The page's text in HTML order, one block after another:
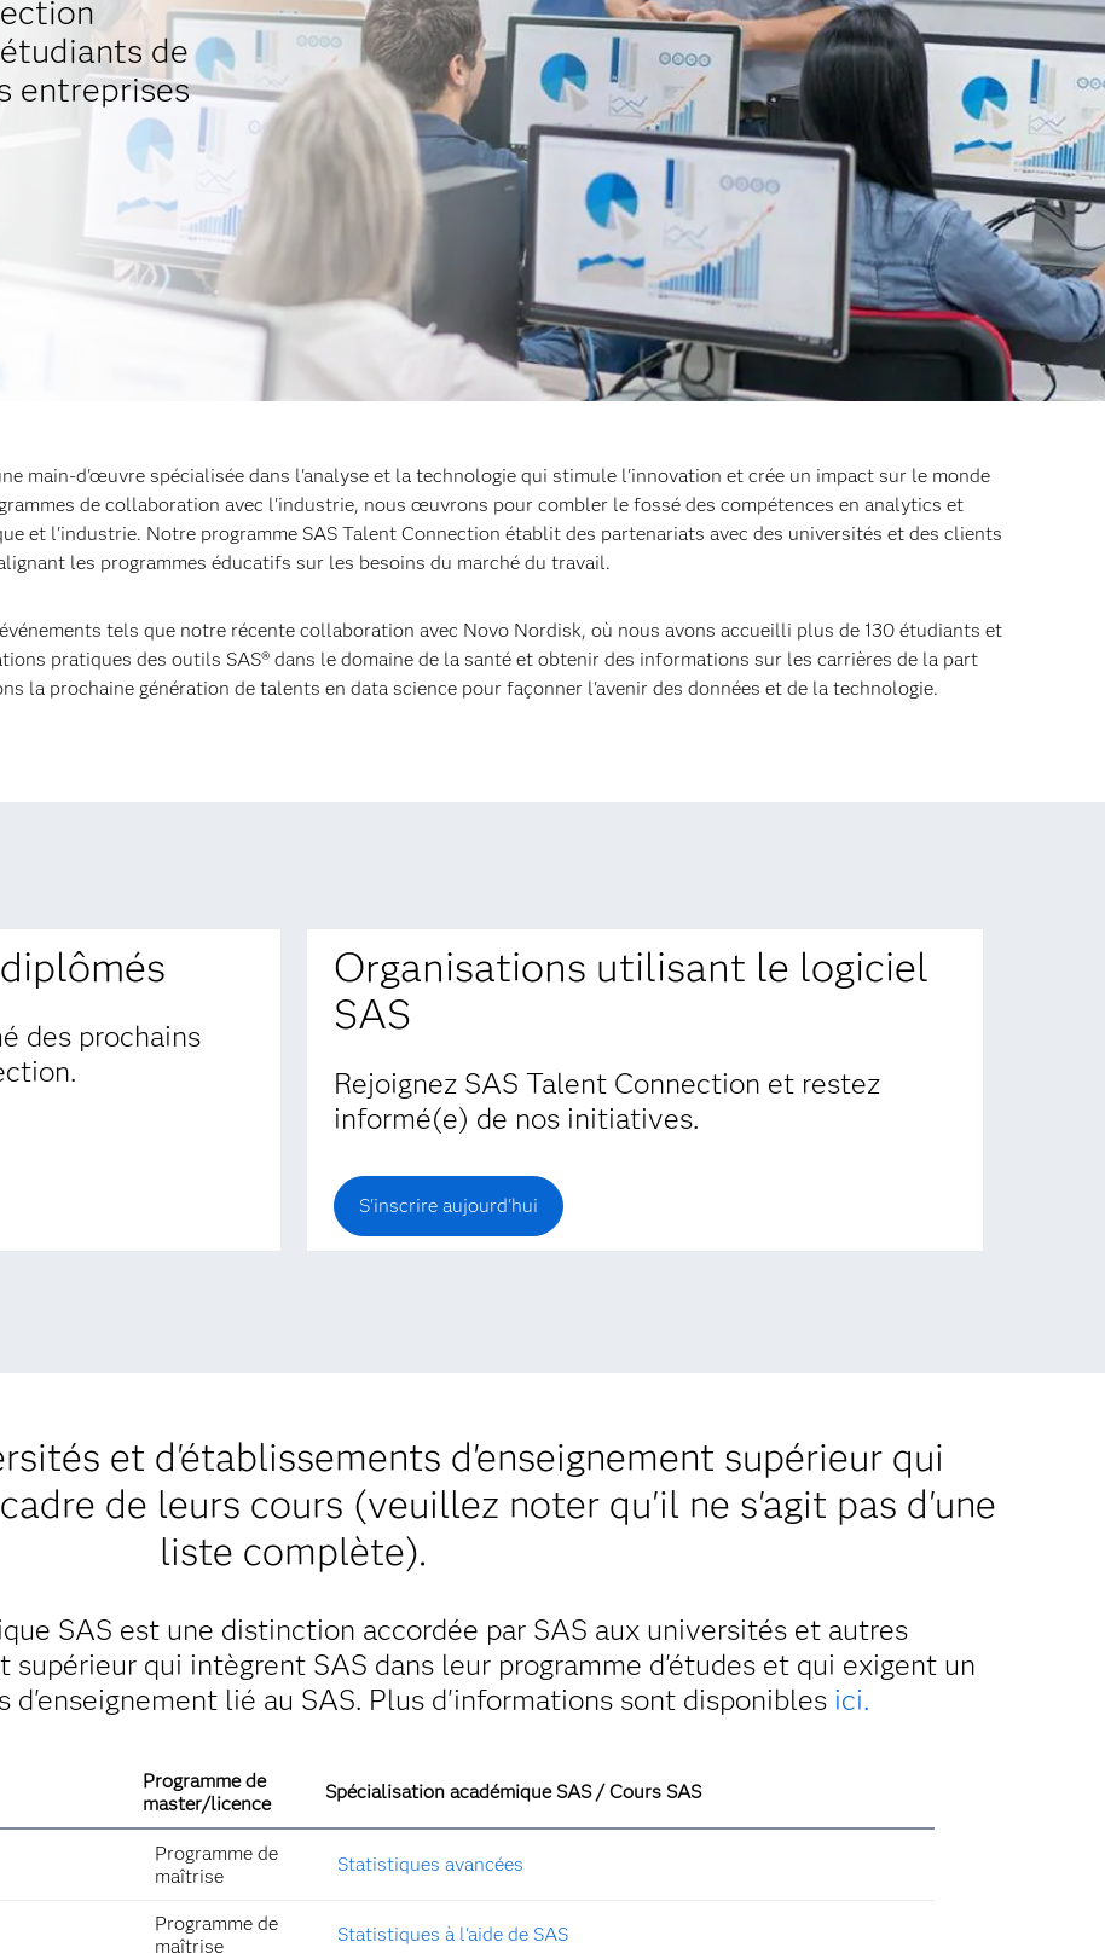
de
entreprises
main-d'œuvre spécialisée dans l'analyse et la technologie qui stimule l'innovation et crée un impact sur le monde
de collaboration avec l'industrie, nous œuvrons pour combler le fossé des compétences en analytics et
et l'industrie. Notre programme SAS Talent Connection établit des partenariats avec des universités et des clients
les programmes éducatifs sur les besoins du marché du travail.
tels que notre récente collaboration avec Novo Nordisk, où nous avons accueilli plus de 130 étudiants et
pratiques des outils SAS® dans le domaine de la santé et obtenir des informations sur les carrières de la part
la prochaine génération de talents en data science pour façonner l'avenir des données et de la technologie.
des prochains
Organisations utilisant le logiciel
SAS
Rejoignez SAS Talent Connection et restez
informé(e) de nos initiatives.
S'inscrire aujourd'hui
et d'établissements d'enseignement supérieur qui
de leurs cours (veuillez noter qu'il ne s'agit pas d'une
liste complète).
SAS est une distinction accordée par SAS aux universités et autres
supérieur qui intègrent SAS dans leur programme d'études et qui exigent un
d'enseignement lié au SAS. Plus d'informations sont disponibles ici.
Programme de
master/licence
Spécialisation académique SAS / Cours SAS
Programme de
maîtrise
Statistiques avancées
Programme de
maîtrise
Statistiques à l'aide de SAS